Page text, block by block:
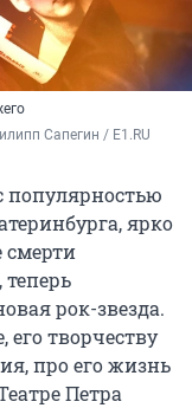
Сапегин / E1.RU
популярностью
ярко
смерти
рок-звезда.
его творчеству
про его жизнь
Петра